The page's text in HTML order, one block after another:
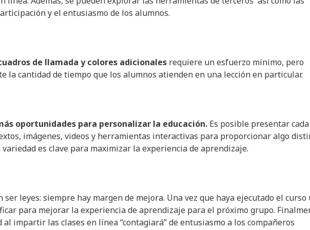
y el entusiasmo de los alumnos.
de llamada y colores adicionales requiere un esfuerzo mínimo, pero
la cantidad de tiempo que los alumnos atienden en una lección en particular.
oportunidades para personalizar la educación. Es posible presentar cada
imágenes, videos y herramientas interactivas para proporcionar algo
es clave para maximizar la experiencia de aprendizaje.
leyes: siempre hay margen de mejora. Una vez que haya ejecutado el curso
para mejorar la experiencia de aprendizaje para el próximo grupo.
al impartir las clases en línea “contagiará” de entusiasmo a los compañeros